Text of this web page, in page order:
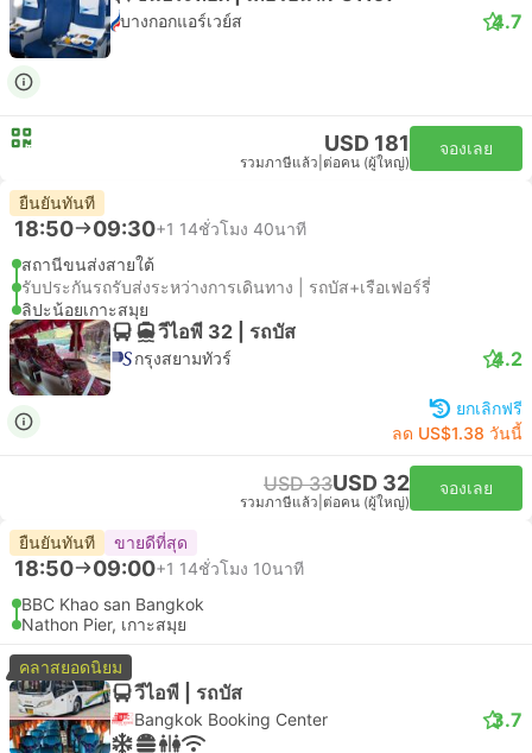
บางกอกแอร์เวย์ส 4.7
USD 181
รวมภาษีแล้ว ต่อคน (ผู้ใหญ่)
จองเลย
ยืนยันทันที
18:50 09:30+1 14ชั่วโมง 40นาที
สถานีขนส่งสายใต้
รับประกันรถรับส่งระหว่างการเดินทาง | รถบัส+เรือเฟอร์รี่
ลิปะน้อยเกาะสมุย
วีไอพี 32 | รถบัส
กรุงสยามทัวร์ 4.2
ยกเลิกฟรี
ลด US$1.38 วันนี้
USD 33USD 32
รวมภาษีแล้ว ต่อคน (ผู้ใหญ่)
จองเลย
ยืนยันทันที ขายดีที่สุด
18:50 09:00+1 14ชั่วโมง 10นาที
BBC Khao san Bangkok
Nathon Pier, เกาะสมุย
คลาสยอดนิยม
วีไอพี | รถบัส
Bangkok Booking Center 3.7